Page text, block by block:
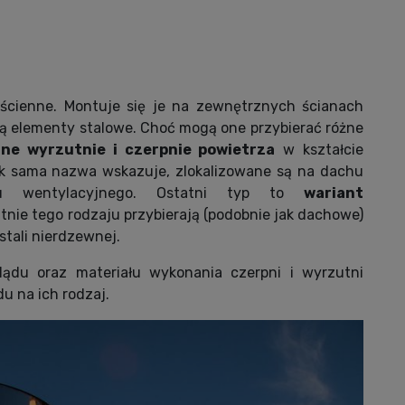
Montuje się je na zewnętrznych ścianach
elementy stalowe. Choć mogą one przybierać różne
wyrzutnie i czerpnie powietrza w kształcie
sama nazwa wskazuje, zlokalizowane są na dachu
wentylacyjnego. Ostatni typ to wariant
tego rodzaju przybierają (podobnie jak dachowe)
nierdzewnej.
oraz materiału wykonania czerpni i wyrzutni
na ich rodzaj.